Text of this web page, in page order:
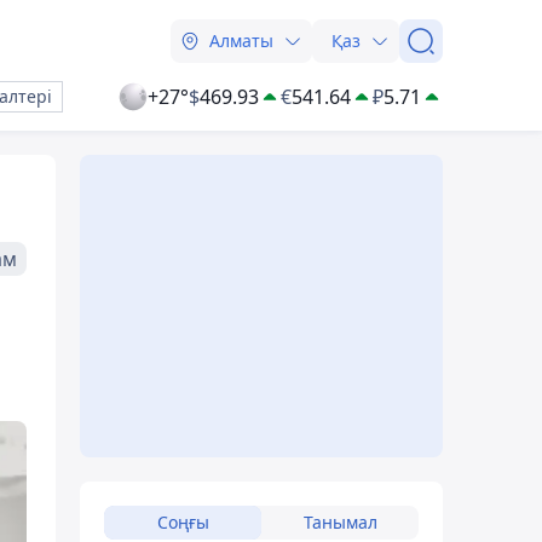
Алматы Қаз
+27°$469.93 €541.64 ₽5.71
Соңғы Танымал